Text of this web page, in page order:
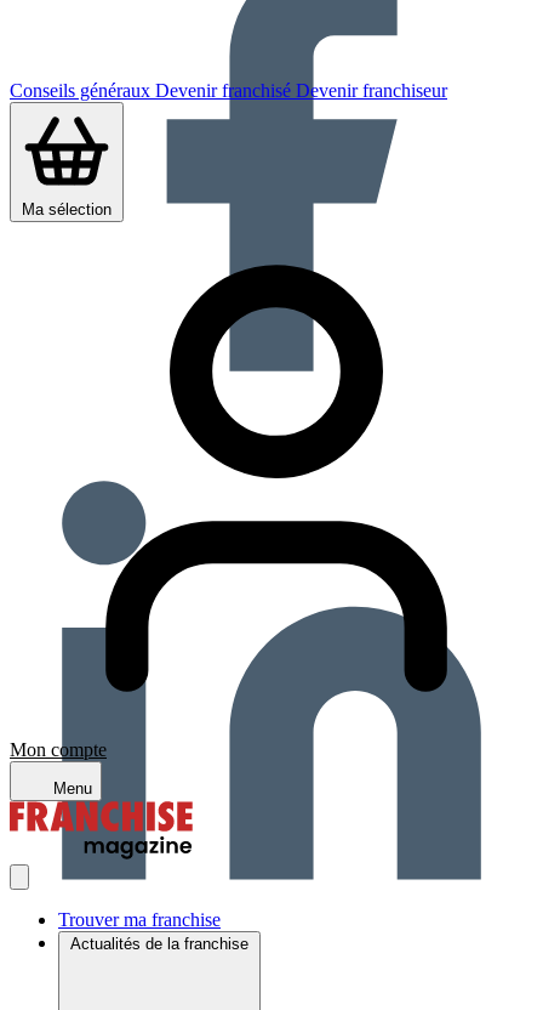
Conseils généraux Devenir franchisé Devenir franchiseur
Ma sélection
Mon compte
Menu
Trouver ma franchise
Actualités de la franchise